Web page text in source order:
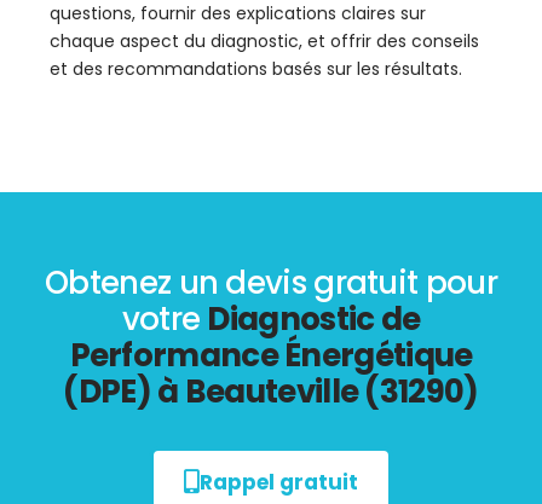
questions, fournir des explications claires sur
chaque aspect du diagnostic, et offrir des conseils
et des recommandations basés sur les résultats.
Obtenez un devis gratuit pour
votre Diagnostic de
Performance Énergétique
(DPE) à Beauteville (31290)
Rappel gratuit